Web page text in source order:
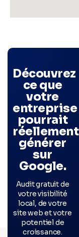
Découvrez
ce que
votre
entreprise
pourrait
réellement
générer
sur
Google.
Audit gratuit de
votre visibilité
local, de votre
site web et votre
potentiel de
croissance.